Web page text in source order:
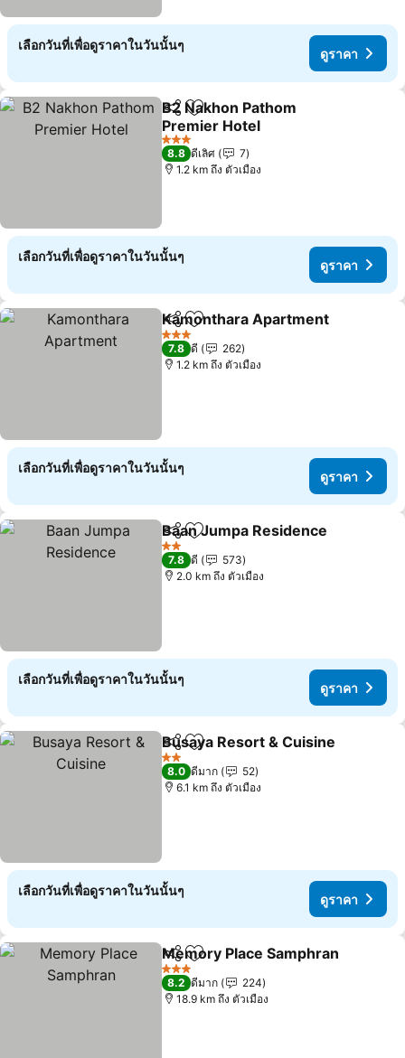
เลือกวันที่เพื่อดูราคาในวันนั้นๆ
ดูราคา
แชร์ เพิ่มในรายการโปรด
B2 Nakhon Pathom
Premier Hotel
ดูราคา
3 ดาว
8.8 ดีเลิศ
7
1.2 km ถึง ตัวเมือง
เลือกวันที่เพื่อดูราคาในวันนั้นๆ
ดูราคา
แชร์ เพิ่มในรายการโปรด
Kamonthara Apartment
3 ดาว
7.8 ดี
262
1.2 km ถึง ตัวเมือง
เลือกวันที่เพื่อดูราคาในวันนั้นๆ
ดูราคา
แชร์ เพิ่มในรายการโปรด
Baan Jumpa Residence
2 ดาว
7.8 ดี
573
2.0 km ถึง ตัวเมือง
เลือกวันที่เพื่อดูราคาในวันนั้นๆ
ดูราคา
แชร์ เพิ่มในรายการโปรด
Busaya Resort & Cuisine
2 ดาว
8.0 ดีมาก
52
6.1 km ถึง ตัวเมือง
เลือกวันที่เพื่อดูราคาในวันนั้นๆ
ดูราคา
แชร์ เพิ่มในรายการโปรด
Memory Place Samphran
3 ดาว
8.2 ดีมาก
224
18.9 km ถึง ตัวเมือง